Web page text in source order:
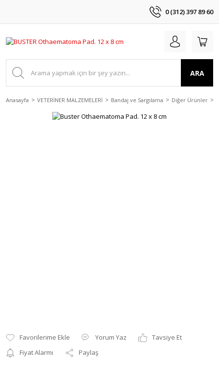
0 (312) 397 89 60
ARA
Anasayfa VETERİNER MALZEMELERİ Bandaj ve Sargılama Diğer Ürünler
Yorum Yaz
Tavsiye Et
Fiyat Alarmı
Paylaş